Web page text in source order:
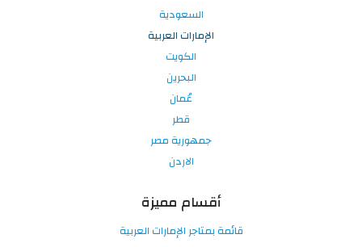
السعودية
الإمارات العربية
الكويت
البحرين
عُمان
قطر
جمهورية مصر
الاردن
أقسام مميزة
قائمة بمتاجر الإمارات العربية